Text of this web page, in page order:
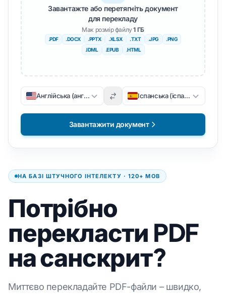
НА БАЗІ ШТУЧНОГО ІНТЕЛЕКТУ · 120+ МОВ
Потрібно
перекласти PDF
на санскрит?
Миттєво перекладайте PDF-файли – швидко,
Завантажте або перетягніть документ
для перекладу
Мак розмір файлу1 ГБ
.PDF .DOCX .PPTX .XLSX .TXT .JPG
.PNG
.IDML
.EPUB .HTML
Англійська (англійська) Іспанська (іспанська)
Завантажити документ